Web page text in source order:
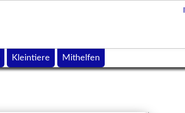
Kleintiere Mithelfen